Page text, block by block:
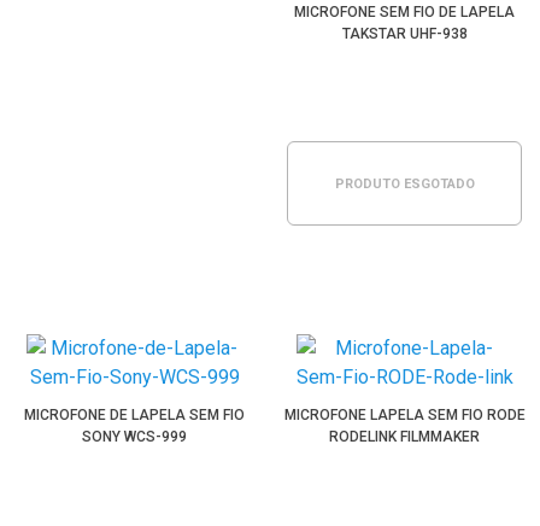
MICROFONE SEM FIO DE LAPELA
TAKSTAR UHF-938
PRODUTO ESGOTADO
MICROFONE DE LAPELA SEM FIO
SONY WCS-999
MICROFONE LAPELA SEM FIO RODE
RODELINK FILMMAKER